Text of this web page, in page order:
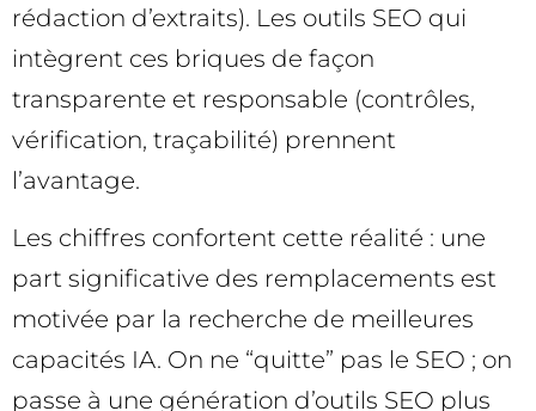
rédaction d’extraits). Les outils SEO qui
intègrent ces briques de façon
transparente et responsable (contrôles,
vérification, traçabilité) prennent
l’avantage.
Les chiffres confortent cette réalité : une
part significative des remplacements est
motivée par la recherche de meilleures
capacités IA. On ne “quitte” pas le SEO ; on
passe à une génération d’outils SEO plus